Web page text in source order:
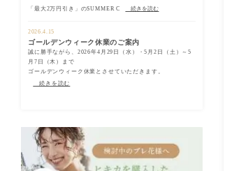
「最大2万円引き」のSUMMER C
続きを読む
2026.4.15
ゴールデンウィーク休業のご案内
誠に勝手ながら、2026年4月29日（水）・5月2日（土）～5
月7日（木）まで
ゴールデンウィーク休業とさせていただきます。
続きを読む